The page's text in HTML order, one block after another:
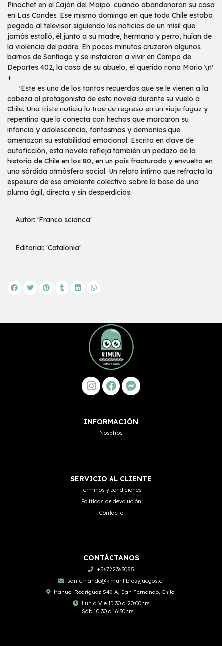
Pinochet en el Cajón del Maipo, cuando abandonaron su casa
en Las Condes. Ese mismo domingo en que todo Chile estaba
pegado al televisor siguiendo las noticias de un misil que
jamás estalló, él junto a su madre, hermana y perro, huían de
la violencia del padre. En pocos minutos cruzaron algunos
barrios de Santiago y se instalaron a vivir en Campo de
Deportes 402, la casa de su abuelo, el querido nono Mario.\n'
+
'Este es uno de los tantos recuerdos que se le vienen a la
cabeza al protagonista de esta novela durante su vuelo a
Chile. Una triste noticia lo trae de regreso en un viaje fugaz y
repentino que lo conecta con hechos que marcaron su
infancia y adolescencia, fantasmas y demonios que
amenazan su estabilidad emocional. Escrita en clave de
autoficción, esta novela refleja también un pedazo de la
historia de Chile en los 80, en un país fracturado y envuelto en
una sórdida atmósfera social. Un relato íntimo que refracta la
espesura de ese ambiente colectivo sobre la base de una
pluma ágil, directa y sin desperdicios.
Autor: 'Franco scianca'
Editorial: 'Catalonia'
INFORMACIÓN
Nosotros
SERVICIO AL CLIENTE
Terminos y condiciones
Políticas de devolución
Contacto
CONTÁCTANOS
+56722363085
sanfernando@kimunlibrosyjuegos.cl
Manuel Rodriguez 540-A, San Fernando, Chile.
Lun a Vie 10:30 a 20:00hrs
Sáb 10:30 a 16:30hrs